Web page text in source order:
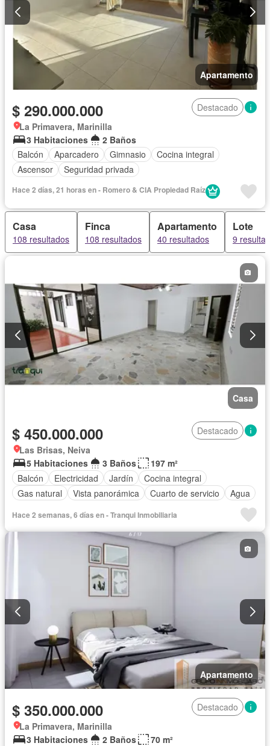
Apartamento
$ 290.000.000
Destacado
La Primavera, Marinilla
3 Habitaciones
2 Baños
Balcón
Aparcadero Gimnasio
Cocina integral
Ascensor
Seguridad privada
Hace 2 días, 21 horas en - Romero & CIA Propiedad Raí­z
Casa
108 resultados
Finca
108 resultados
Apartamento
40 resultados
Lote
9
Casa
$ 450.000.000
Destacado
Las Brisas, Neiva
5 Habitaciones
3 Baños
197 m²
Balcón
Electricidad Jardín
Cocina integral
Gas natural
Vista panorámica Cuarto de servicio Agua
Hace 2 semanas, 6 días en - Tranqui Inmobiliaria
Apartamento
$ 350.000.000
Destacado
La Primavera, Marinilla
3 Habitaciones
2 Baños
70 m²